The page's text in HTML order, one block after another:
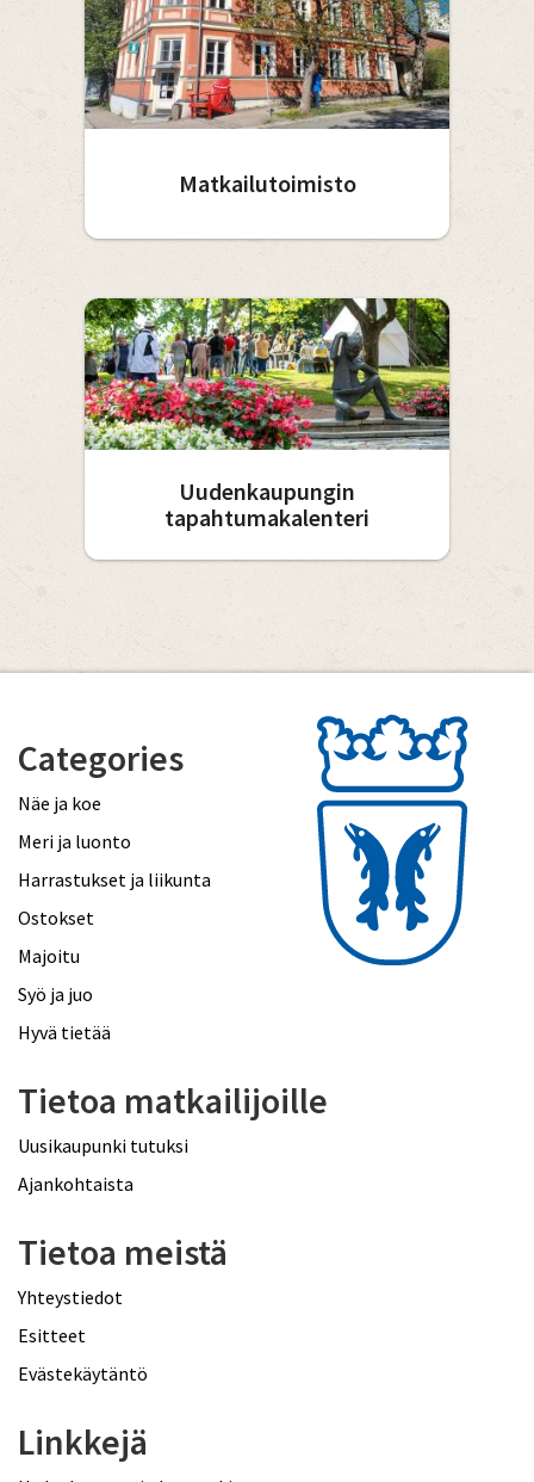
Matkailutoimisto
Uudenkaupungin
tapahtumakalenteri
Categories
Näe ja koe
Meri ja luonto
Harrastukset ja liikunta
Ostokset
Majoitu
Syö ja juo
Hyvä tietää
Tietoa matkailijoille
Uusikaupunki tutuksi
Ajankohtaista
Tietoa meistä
Yhteystiedot
Esitteet
Evästekäytäntö
Linkkejä